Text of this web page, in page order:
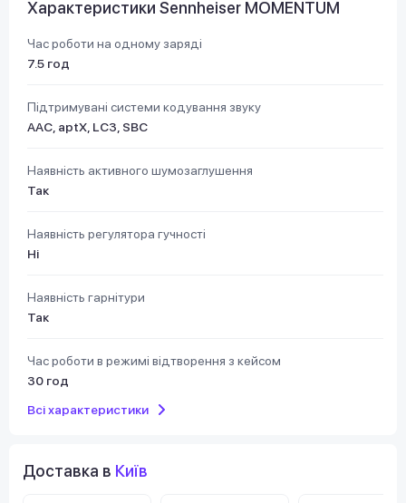
Характеристики Sennheiser MOMENTUM
Час роботи на одному заряді
7.5 год
Підтримувані системи кодування звуку
AAC, aptX, LC3, SBC
Наявність активного шумозаглушення
Так
Наявність регулятора гучності
Ні
Наявність гарнітури
Так
Час роботи в режимі відтворення з кейсом
30 год
Всі характеристики
Доставка в Київ